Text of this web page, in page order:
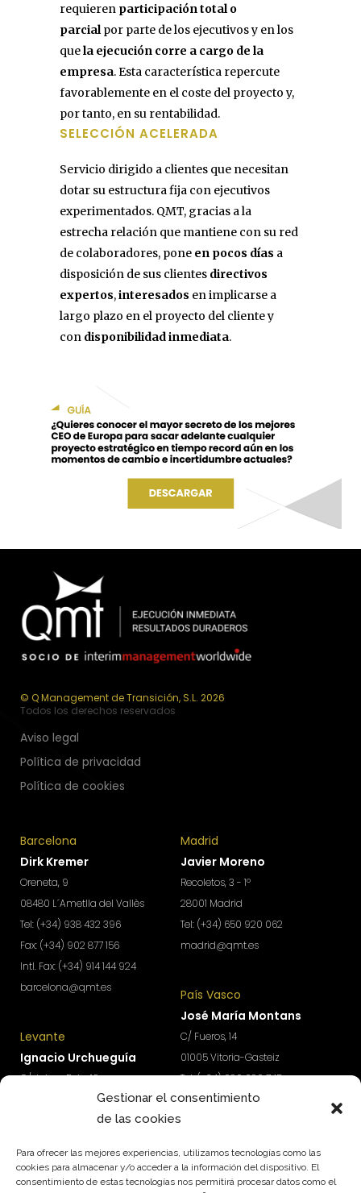
Gestionar el consentimiento
de las cookies
Para ofrecer las mejores experiencias, utilizamos tecnologías como las
cookies para almacenar y/o acceder a la información del dispositivo. El
consentimiento de estas tecnologías nos permitirá procesar datos como el
requieren participación total o
parcialpor parte de los ejecutivos y en los
quela ejecución corre a cargo de la
empresa. Esta característica repercute
favorablemente en el coste del proyecto y,
por tanto, en su rentabilidad.
SELECCIÓN ACELERADA
Servicio dirigido a clientes que necesitan
dotar su estructura fija con ejecutivos
experimentados. QMT, gracias a la
estrecha relación que mantiene con su red
de colaboradores, pone en pocos días a
disposición de sus clientes directivos
expertos,interesados en implicarse a
largo plazo en el proyecto del cliente y
con disponibilidad inmediata.
© Q Management de Transición, S.L. 2026
Todos los derechos reservados
Aviso legal
Política de privacidad
Política de cookies
Barcelona
Dirk Kremer
Oreneta, 9
08480 L´Ametlla del Vallès
Tel: (+34) 938 432 396
Fax: (+34) 902 877 156
Intl. Fax: (+34) 914 144 924
barcelona@qmt.es
Levante
Ignacio Urchueguía
C/ Jaime Roig, 19
Tel: (+34) 674 570 918
Madrid
Javier Moreno
Recoletos, 3 - 1º
28001 Madrid
Tel: (+34) 650 920 062
madrid@qmt.es
País Vasco
José María Montans
C/ Fueros, 14
01005 Vitoria-Gasteiz
Tel: (+34) 690 690 745
paisvasco@qmt.es